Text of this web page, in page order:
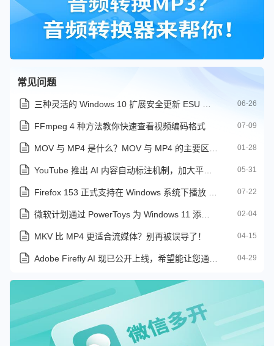
常见问题
06-26
FFmpeg 4 种方法教你快速查看视频编码格式 07-09
01-28
05-31
07-22
02-04
MKV 比 MP4 更适合流媒体？别再被误导了！ 04-15
04-29